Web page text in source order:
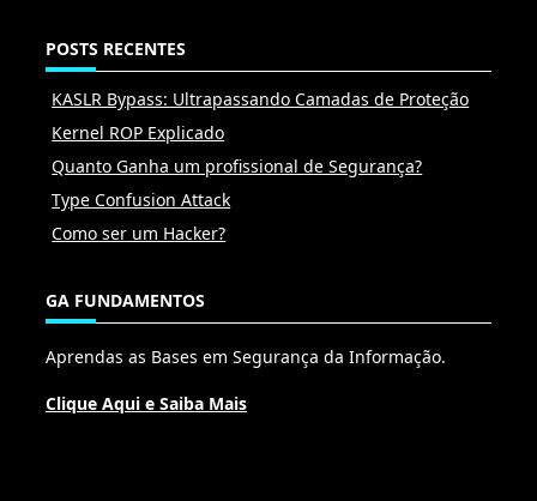
POSTS RECENTES
KASLR Bypass: Ultrapassando Camadas de Proteção
Kernel ROP Explicado
Quanto Ganha um profissional de Segurança?
Type Confusion Attack
Como ser um Hacker?
GA FUNDAMENTOS
Aprendas as Bases em Segurança da Informação.
Clique Aqui e Saiba Mais